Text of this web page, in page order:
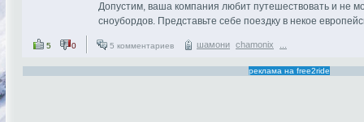
Допустим, ваша компания любит путешествовать и не
сноубордов. Представьте себе поездку в некое
высокие и не очень, знаменитые и малоизвестные, но
В этой стране свои законы, своя религия, свои легенды
5 0 5 комментариев шамони chamonix
реклама на free2ride